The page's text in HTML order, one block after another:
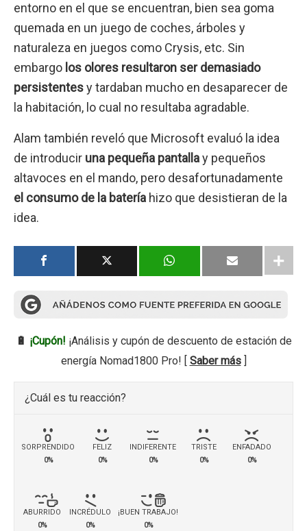
entorno en el que se encuentran, bien sea goma
quemada en un juego de coches, árboles y
naturaleza en juegos como Crysis, etc. Sin
embargo los olores resultaron ser demasiado
persistentesy tardaban mucho en desaparecer de
la habitación, lo cual no resultaba agradable.
Alam también reveló que Microsoft evaluó la idea
de introducir una pequeña pantallay pequeños
altavoces en el mando, pero desafortunadamente
el consumo de la batería hizo que desistieran de la
idea.
🔋 ¡Cupón! ¡Análisis y cupón de descuento de estación de
energía Nomad1800 Pro! [ Saber más]
¿Cuál es tu reacción?
SORPRENDIDO
0%
FELIZ
0%
INDIFERENTE
0%
TRISTE
0%
ENFADADO
0%
ABURRIDO
0%
INCRÉDULO
0%
¡BUEN TRABAJO!
0%